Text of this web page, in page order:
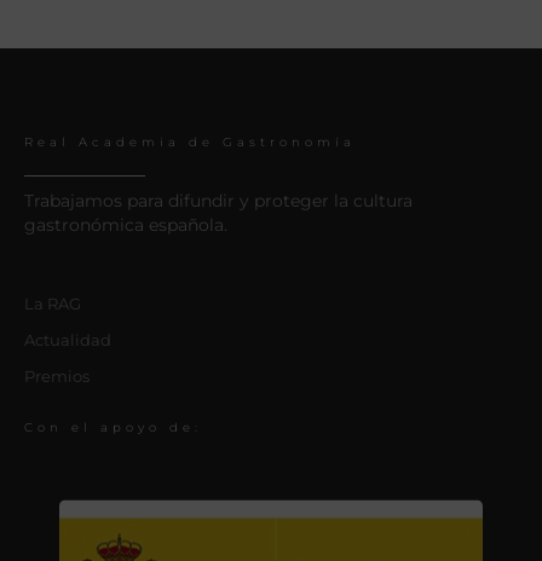
Real Academia de Gastronomía
Trabajamos para difundir y proteger la cultura
gastronómica española.
La RAG
Actualidad
Premios
Con el apoyo de: